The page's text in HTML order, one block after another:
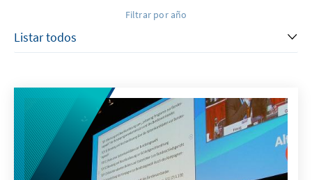
Filtrar por año